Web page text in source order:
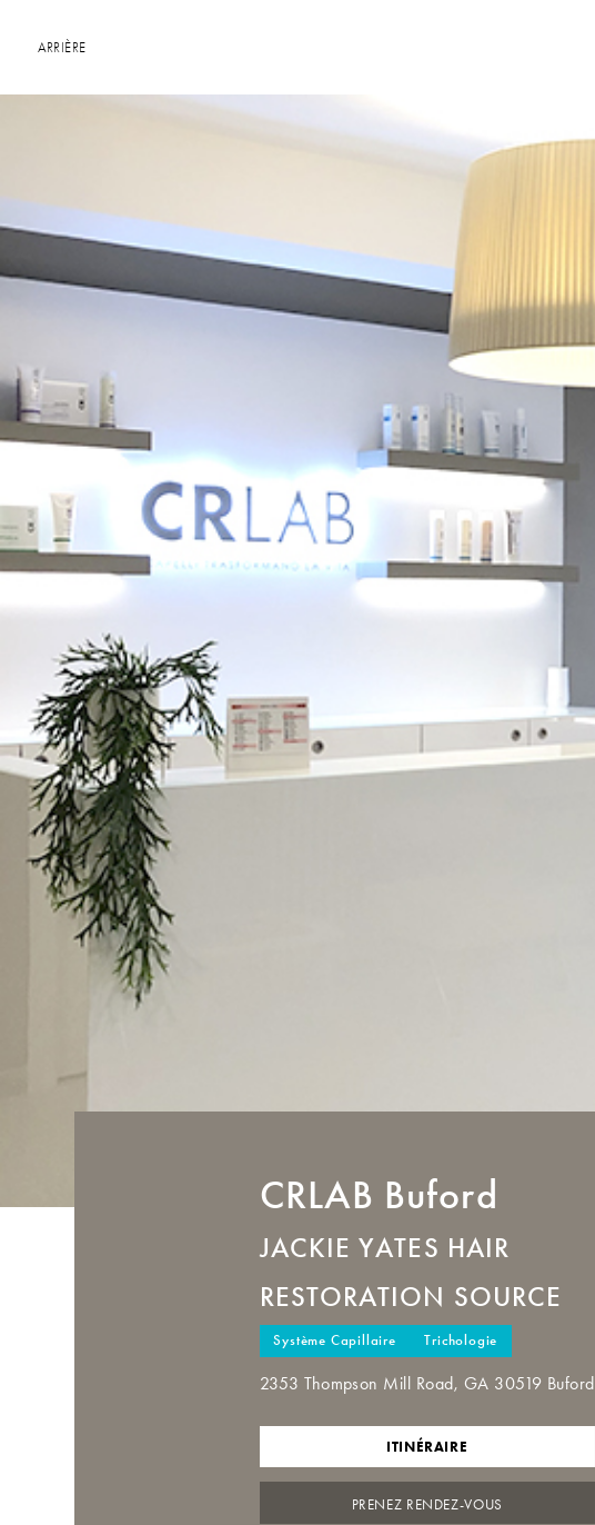
ARRIÈRE
CRLAB Buford
JACKIE YATES HAIR
RESTORATION SOURCE
Système Capillaire Trichologie
2353 Thompson Mill Road, GA 30519 Buford
ITINÉRAIRE
PRENEZ RENDEZ-VOUS